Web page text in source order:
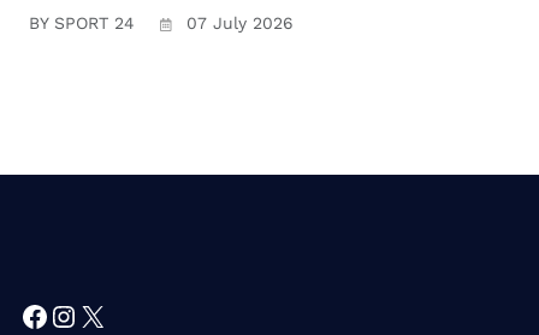
BY SPORT 24 07 July 2026
Facebook
Instagram
X